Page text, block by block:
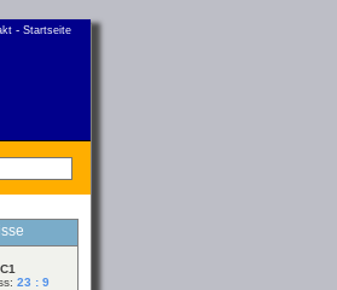
- Startseite
23 : 9